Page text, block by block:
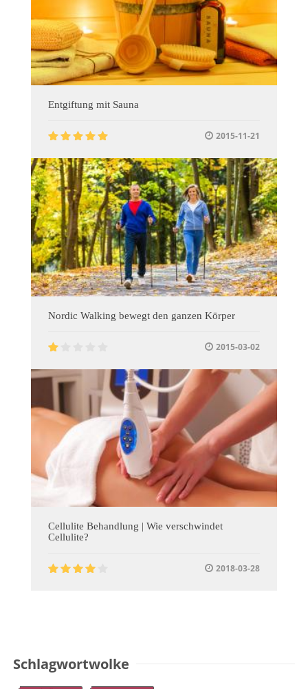
Entgiftung mit Sauna
2015-11-21
Nordic Walking bewegt den ganzen Körper
2015-03-02
Cellulite Behandlung | Wie verschwindet
Cellulite?
2018-03-28
Schlagwortwolke